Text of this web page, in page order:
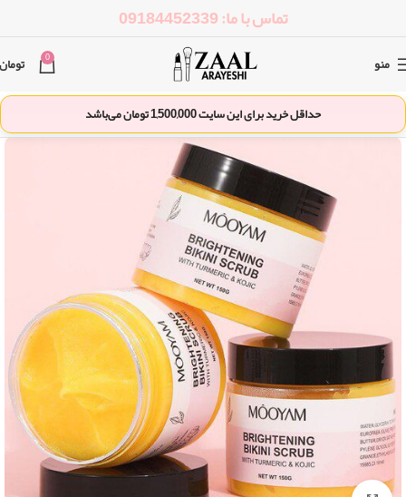
تماس با ما: 09184452339
منو 0 تومان
حداقل خرید برای این سایت1,500,000تومان می‌باشد